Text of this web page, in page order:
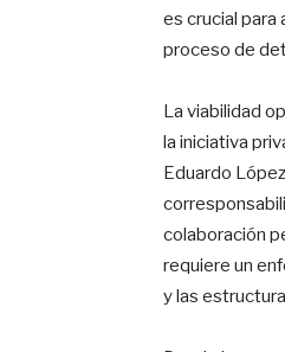
es crucial para
proceso de
La viabilidad
la iniciativa
Eduardo
colaboración
requiere un
y las